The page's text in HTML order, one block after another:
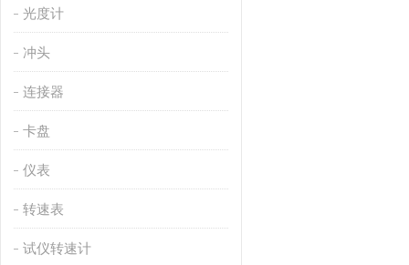
光度计
冲头
连接器
卡盘
仪表
转速表
试仪转速计